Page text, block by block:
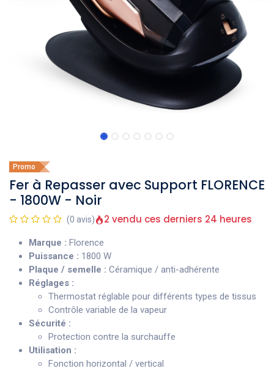
Promo
Fer à Repasser avec Support FLORENCE
- 1800W - Noir
(0 avis) 2 vendu ces derniers 24 heures
Marque : Florence
Puissance : 1800 W
Plaque / semelle : Céramique / anti-adhérente
Réglages :
Thermostat réglable pour différents types de tissus
Contrôle variable de la vapeur
Sécurité :
Protection contre la surchauffe
Utilisation :
Fonction horizontal / vertical